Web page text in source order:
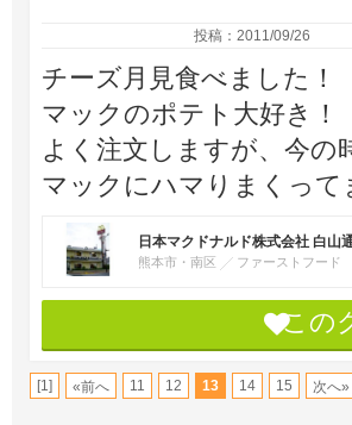
投稿：2011/09/26
チーズ月見食べました
マックのポテト大好き
よく注文しますが、今
マックにハマりまくって
日本マクドナルド株式会社 白山
熊本市・南区 ファーストフード
この
[1] «前へ 11 12 13 14 15 次へ»